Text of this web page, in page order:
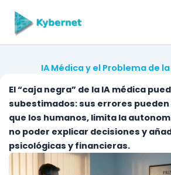
content
IA Médica y el Problema de
El “caja negra” de la IA médica
subestimados: sus errores
que los humanos, limita la
no poder explicar decisiones y
psicológicas y financieras.